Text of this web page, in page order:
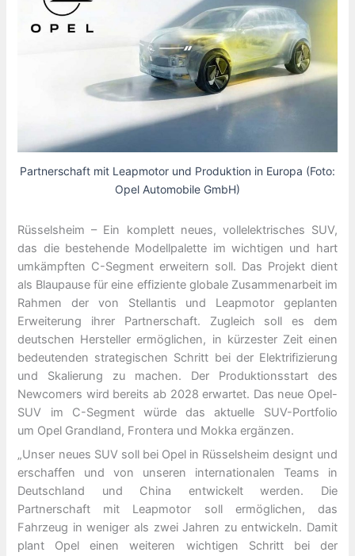
Partnerschaft mit Leapmotor und Produktion in Europa (Foto:
Opel Automobile GmbH)
Rüsselsheim – Ein komplett neues, vollelektrisches SUV,
das die bestehende Modellpalette im wichtigen und hart
umkämpften C-Segment erweitern soll. Das Projekt dient
als Blaupause für eine effiziente globale Zusammenarbeit im
Rahmen der von Stellantis und Leapmotor geplanten
Erweiterung ihrer Partnerschaft. Zugleich soll es dem
deutschen Hersteller ermöglichen, in kürzester Zeit einen
bedeutenden strategischen Schritt bei der Elektrifizierung
und Skalierung zu machen. Der Produktionsstart des
Newcomers wird bereits ab 2028 erwartet. Das neue Opel-
SUV im C-Segment würde das aktuelle SUV-Portfolio
um Opel Grandland, Frontera und Mokka ergänzen.
„Unser neues SUV soll bei Opel in Rüsselsheim designt und
erschaffen und von unseren internationalen Teams in
Deutschland und China entwickelt werden. Die
Partnerschaft mit Leapmotor soll ermöglichen, das
Fahrzeug in weniger als zwei Jahren zu entwickeln. Damit
plant Opel einen weiteren wichtigen Schritt bei der